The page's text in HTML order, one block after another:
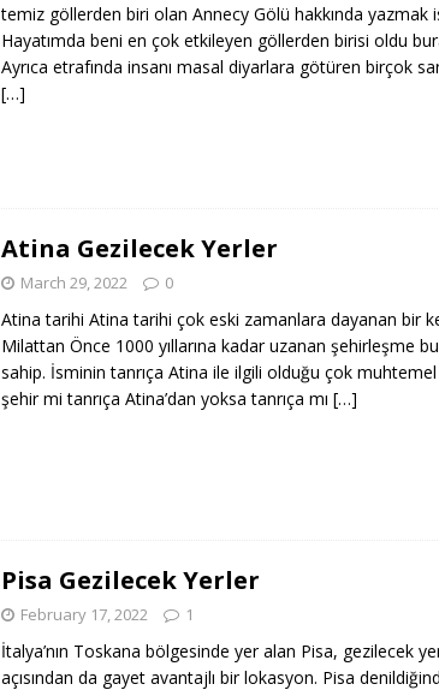
temiz göllerden biri olan Annecy Gölü hakkında yazmak
Hayatımda beni en çok etkileyen göllerden birisi oldu
Ayrıca etrafında insanı masal diyarlara götüren birçok
[…]
Atina Gezilecek Yerler
March 29, 2022 0
Atina tarihi Atina tarihi çok eski zamanlara dayanan bir
Milattan Önce 1000 yıllarına kadar uzanan şehirleşme
sahip. İsminin tanrıça Atina ile ilgili olduğu çok
şehir mi tanrıça Atina’dan yoksa tanrıça mı […]
Pisa Gezilecek Yerler
February 17, 2022 1
İtalya’nın Toskana bölgesinde yer alan Pisa, gezilecek
açısından da gayet avantajlı bir lokasyon. Pisa